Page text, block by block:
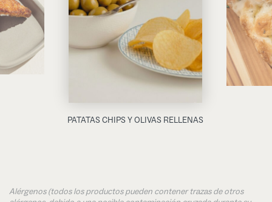
PATATAS CHIPS Y OLIVAS RELLENAS
Alérgenos (todos los productos pueden contener trazas de otros